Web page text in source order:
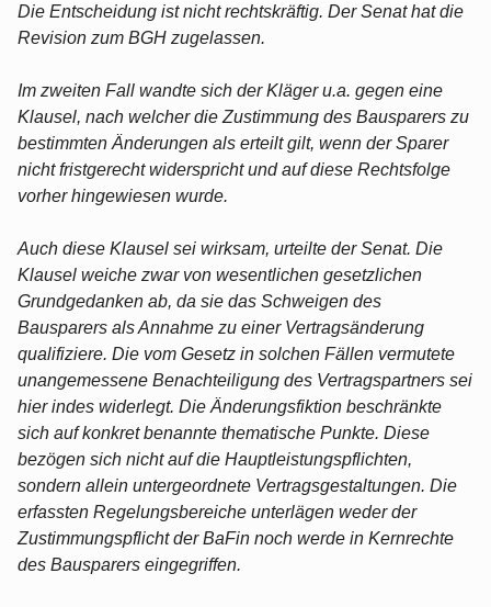
Die Entscheidung ist nicht rechtskräftig. Der Senat hat die
Revision zum BGH zugelassen.
Im zweiten Fall wandte sich der Kläger u.a. gegen eine
Klausel, nach welcher die Zustimmung des Bausparers zu
bestimmten Änderungen als erteilt gilt, wenn der Sparer
nicht fristgerecht widerspricht und auf diese Rechtsfolge
vorher hingewiesen wurde.
Auch diese Klausel sei wirksam, urteilte der Senat. Die
Klausel weiche zwar von wesentlichen gesetzlichen
Grundgedanken ab, da sie das Schweigen des
Bausparers als Annahme zu einer Vertragsänderung
qualifiziere. Die vom Gesetz in solchen Fällen vermutete
unangemessene Benachteiligung des Vertragspartners sei
hier indes widerlegt. Die Änderungsfiktion beschränkte
sich auf konkret benannte thematische Punkte. Diese
bezögen sich nicht auf die Hauptleistungspflichten,
sondern allein untergeordnete Vertragsgestaltungen. Die
erfassten Regelungsbereiche unterlägen weder der
Zustimmungspflicht der BaFin noch werde in Kernrechte
des Bausparers eingegriffen.